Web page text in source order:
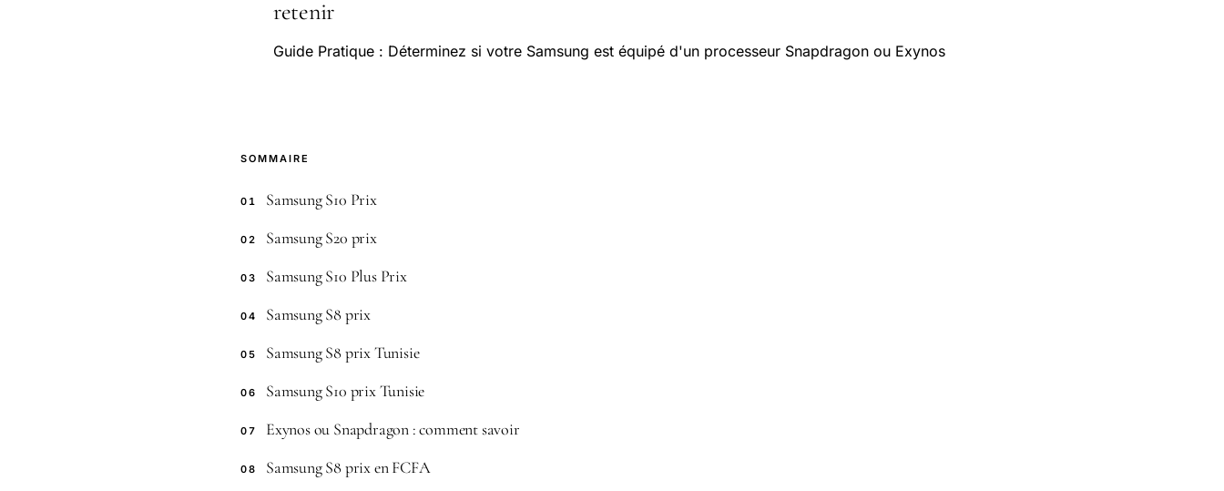
retenir
Guide Pratique : Déterminez si votre Samsung est équipé d'un processeur Snapdragon ou Exynos
SOMMAIRE
01 Samsung S10 Prix
02 Samsung S20 prix
03 Samsung S10 Plus Prix
04 Samsung S8 prix
05 Samsung S8 prix Tunisie
06 Samsung S10 prix Tunisie
07 Exynos ou Snapdragon : comment savoir
08 Samsung S8 prix en FCFA